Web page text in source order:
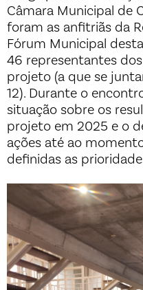
Câmara Municipal de
foram as anfitriãs da
Fórum Municipal
46 representantes
projeto (a que se
12). Durante o
situação sobre os
projeto em 2025 e o
ações até ao
definidas as